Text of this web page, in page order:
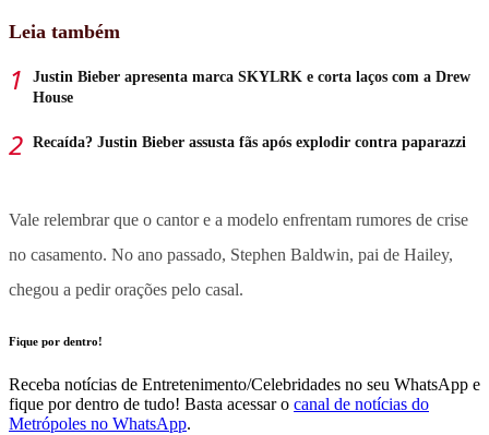
Leia também
Justin Bieber apresenta marca SKYLRK e corta laços com a Drew
House
Recaída? Justin Bieber assusta fãs após explodir contra paparazzi
Vale relembrar que o cantor e a modelo enfrentam rumores de crise
no casamento. No ano passado, Stephen Baldwin, pai de Hailey,
chegou a pedir orações pelo casal.
Fique por dentro!
Receba notícias de Entretenimento/Celebridades no seu WhatsApp e
fique por dentro de tudo! Basta acessar o canal de notícias do
Metrópoles no WhatsApp.